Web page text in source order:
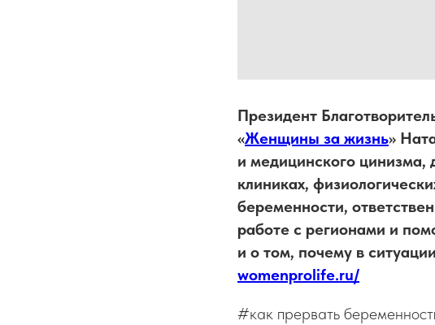
Президент
«Женщины за жизнь»
и медицинского цинизма,
клиниках,
беременности,
работе с регионами и
и о том, почему в
womenprolife.ru/
#как прервать